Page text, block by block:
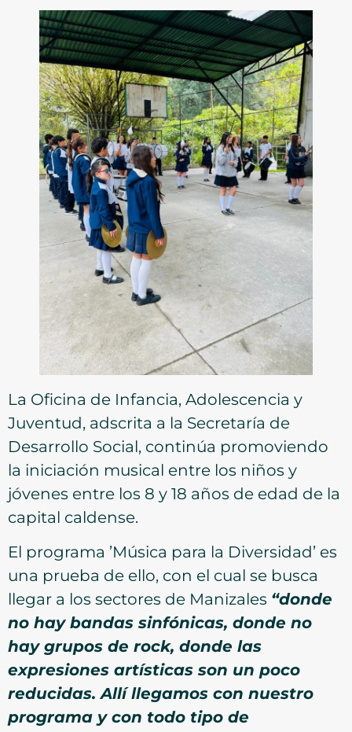
La Oficina de Infancia, Adolescencia y
Juventud, adscrita a la Secretaría de
Desarrollo Social, continúa promoviendo
la iniciación musical entre los niños y
jóvenes entre los 8 y 18 años de edad de la
capital caldense.
El programa ’Música para la Diversidad’ es
una prueba de ello, con el cual se busca
llegar a los sectores de Manizales “donde
no hay bandas sinfónicas, donde no
hay grupos de rock, donde las
expresiones artísticas son un poco
reducidas. Allí llegamos con nuestro
programa y con todo tipo de